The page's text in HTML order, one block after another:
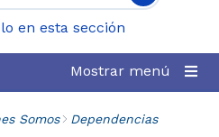
en esta sección
Mostrar menú
Somos Dependencias